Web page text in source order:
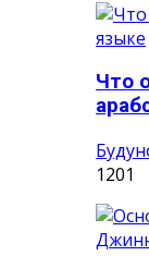
Что
1201